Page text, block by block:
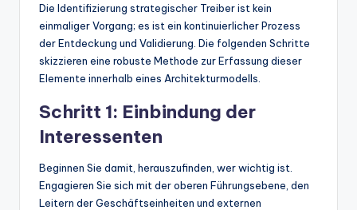
Die Identifizierung strategischer Treiber ist kein
einmaliger Vorgang; es ist ein kontinuierlicher Prozess
der Entdeckung und Validierung. Die folgenden Schritte
skizzieren eine robuste Methode zur Erfassung dieser
Elemente innerhalb eines Architekturmodells.
Schritt 1: Einbindung der
Interessenten
Beginnen Sie damit, herauszufinden, wer wichtig ist.
Engagieren Sie sich mit der oberen Führungsebene, den
Leitern der Geschäftseinheiten und externen